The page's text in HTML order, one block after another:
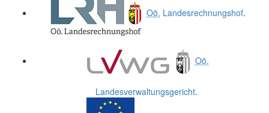
Oö. Landesrechnungshof.
Oö.
Landesverwaltungsgericht.